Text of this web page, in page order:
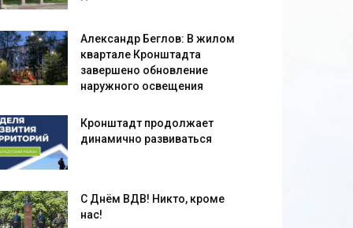
Александр Беглов: В жилом
квартале Кронштадта
завершено обновление
наружного освещения
Кронштадт продолжает
динамично развиваться
С Днём ВДВ! Никто, кроме
нас!